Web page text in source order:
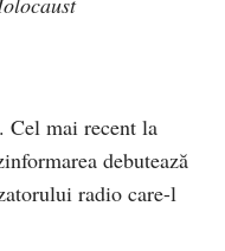
Cel mai recent la
debutează
radio care-l